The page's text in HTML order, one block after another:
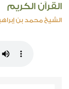
القرآن الكريم
الشيخ محمد بن